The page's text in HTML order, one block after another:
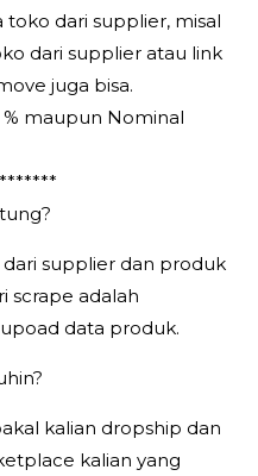
dari supplier, misal
dari supplier atau link
juga bisa.
maupun Nominal
dari supplier dan produk
scrape adalah
data produk.
kalian dropship dan
kalian yang